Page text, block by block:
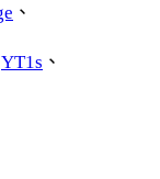
、
YT1s 、